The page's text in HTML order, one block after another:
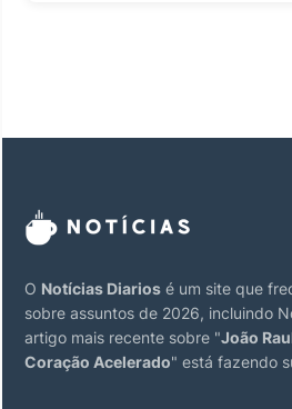
O Notícias Diarios é um site que
sobre assuntos de 2026, incluindo
artigo mais recente sobre "João
Coração Acelerado" está fazendo